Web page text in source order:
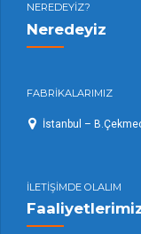
NEREDEYİZ?
Neredeyiz
FABRİKALARIMIZ
İstanbul –
İLETİŞİMDE OLALIM